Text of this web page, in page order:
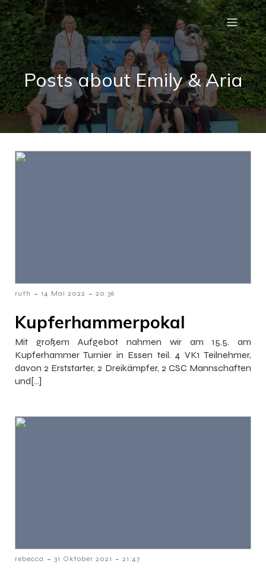
Posts about Emily & Aria
ruth - 14 Mai 2022 - 20:36
Kupferhammerpokal
Mit großem Aufgebot nahmen wir am 15.5. am
Kupferhammer Turnier in Essen teil. 4 VK1 Teilnehmer,
davon 2 Erststarter, 2 Dreikämpfer, 2 CSC Mannschaften
und[…]
rebecca - 31 Oktober 2021 - 21:47